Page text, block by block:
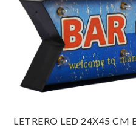
LETRERO LED 24X45 CM